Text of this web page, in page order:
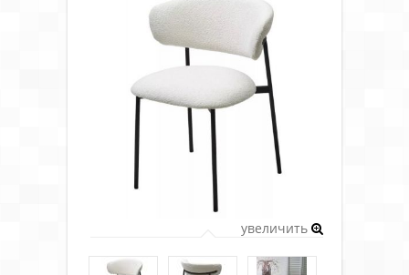
увеличить